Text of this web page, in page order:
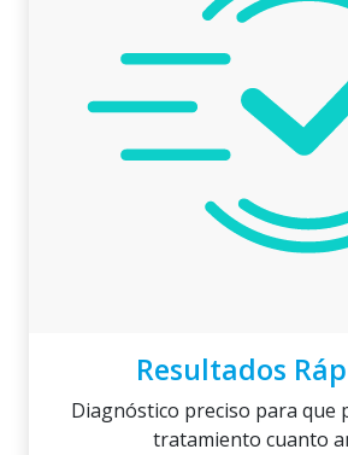
Resultados
Diagnóstico preciso para que
tratamiento cuanto